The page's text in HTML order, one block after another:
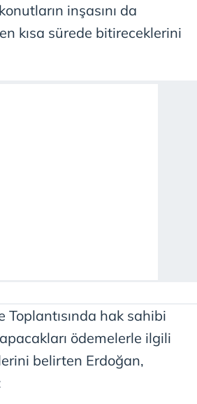
inşasını da
kısa sürede bitireceklerini
Toplantısında hak sahibi
ödemelerle ilgili
belirten Erdoğan,